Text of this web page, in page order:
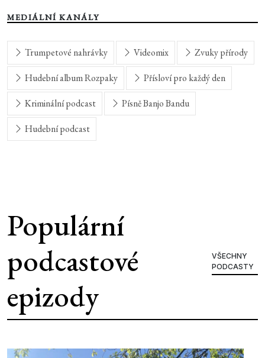
MEDIÁLNÍ KANÁLY
Trumpetové nahrávky Videomix Zvuky přírody
Hudební album Rozpaky Přísloví pro každý den
Kriminální podcast Písně Banjo Bandu
Hudební podcast
Populární
podcastové
epizody
VŠECHNY
PODCASTY